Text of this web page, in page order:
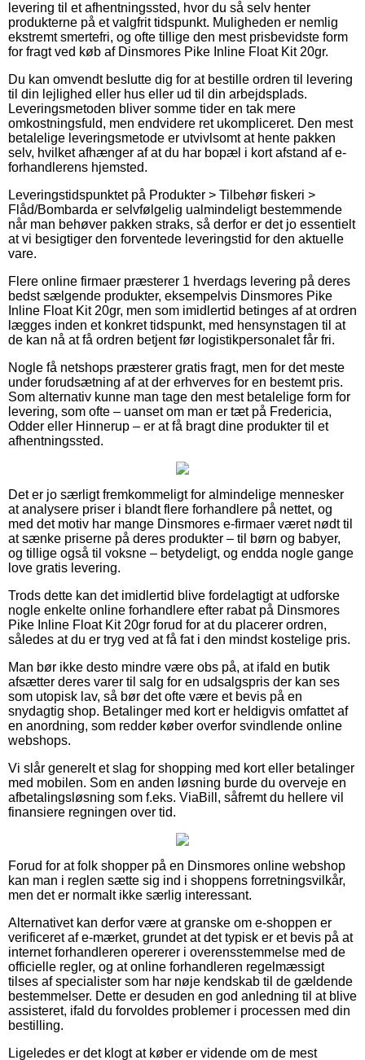
levering til et afhentningssted, hvor du så selv henter
produkterne på et valgfrit tidspunkt. Muligheden er nemlig
ekstremt smertefri, og ofte tillige den mest prisbevidste form
for fragt ved køb af Dinsmores Pike Inline Float Kit 20gr.
Du kan omvendt beslutte dig for at bestille ordren til levering
til din lejlighed eller hus eller ud til din arbejdsplads.
Leveringsmetoden bliver somme tider en tak mere
omkostningsfuld, men endvidere ret ukompliceret. Den mest
betalelige leveringsmetode er utvivlsomt at hente pakken
selv, hvilket afhænger af at du har bopæl i kort afstand af e-
forhandlerens hjemsted.
Leveringstidspunktet på Produkter > Tilbehør fiskeri >
Flåd/Bombarda er selvfølgelig ualmindeligt bestemmende
når man behøver pakken straks, så derfor er det jo essentielt
at vi besigtiger den forventede leveringstid for den aktuelle
vare.
Flere online firmaer præsterer 1 hverdags levering på deres
bedst sælgende produkter, eksempelvis Dinsmores Pike
Inline Float Kit 20gr, men som imidlertid betinges af at ordren
lægges inden et konkret tidspunkt, med hensynstagen til at
de kan nå at få ordren betjent før logistikpersonalet får fri.
Nogle få netshops præsterer gratis fragt, men for det meste
under forudsætning af at der erhverves for en bestemt pris.
Som alternativ kunne man tage den mest betalelige form for
levering, som ofte – uanset om man er tæt på Fredericia,
Odder eller Hinnerup – er at få bragt dine produkter til et
afhentningssted.
Det er jo særligt fremkommeligt for almindelige mennesker
at analysere priser i blandt flere forhandlere på nettet, og
med det motiv har mange Dinsmores e-firmaer været nødt til
at sænke priserne på deres produkter – til børn og babyer,
og tillige også til voksne – betydeligt, og endda nogle gange
love gratis levering.
Trods dette kan det imidlertid blive fordelagtigt at udforske
nogle enkelte online forhandlere efter rabat på Dinsmores
Pike Inline Float Kit 20gr forud for at du placerer ordren,
således at du er tryg ved at få fat i den mindst kostelige pris.
Man bør ikke desto mindre være obs på, at ifald en butik
afsætter deres varer til salg for en udsalgspris der kan ses
som utopisk lav, så bør det ofte være et bevis på en
snydagtig shop. Betalinger med kort er heldigvis omfattet af
en anordning, som redder køber overfor svindlende online
webshops.
Vi slår generelt et slag for shopping med kort eller betalinger
med mobilen. Som en anden løsning burde du overveje en
afbetalingsløsning som f.eks. ViaBill, såfremt du hellere vil
finansiere regningen over tid.
Forud for at folk shopper på en Dinsmores online webshop
kan man i reglen sætte sig ind i shoppens forretningsvilkår,
men det er normalt ikke særlig interessant.
Alternativet kan derfor være at granske om e-shoppen er
verificeret af e-mærket, grundet at det typisk er et bevis på at
internet forhandleren opererer i overensstemmelse med de
officielle regler, og at online forhandleren regelmæssigt
tilses af specialister som har nøje kendskab til de gældende
bestemmelser. Dette er desuden en god anledning til at blive
assisteret, ifald du forvoldes problemer i processen med din
bestilling.
Ligeledes er det klogt at køber er vidende om de mest